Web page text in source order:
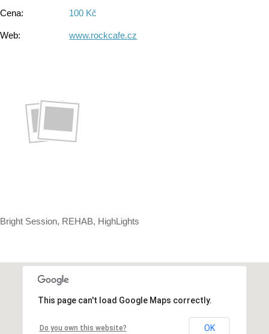
Cena: 100 Kč
Web: www.rockcafe.cz
Bright Session, REHAB, HighLights
This page can't load Google Maps correctly.
Do you own this website? OK